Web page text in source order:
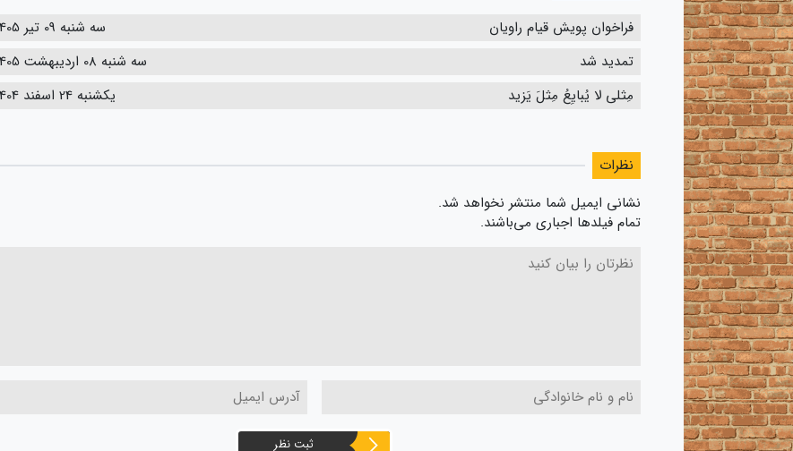
فراخوان پویش قیام راویان
سه شنبه 09 تیر 1405
تمدید شد
سه شنبه 08 اردیبهشت 1405
مِثلی لا یُبایِعُ مِثلَ یَزید
یکشنبه 24 اسفند 1404
نظرات
نشانی ایمیل شما منتشر نخواهد شد.
تمام فیلدها اجباری می‌باشند.
ثبت نظر